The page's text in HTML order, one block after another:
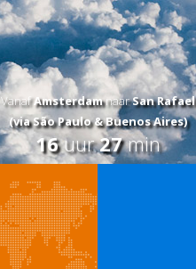
VanafAmsterdamnaarSan Rafael
(via São Paulo & Buenos Aires)
16uur27min